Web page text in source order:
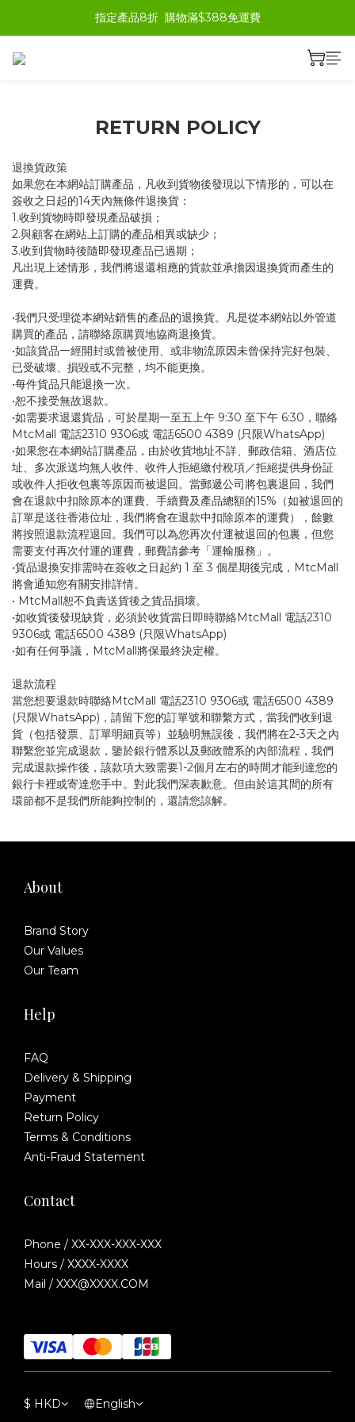
指定產品8折  購物滿$388免運費
RETURN POLICY
退換貨政策
如果您在本網站訂購產品，凡收到貨物後發現以下情形的，可以在
簽收之日起的14天內無條件退換貨：
1.收到貨物時即發現產品破損；
2.與顧客在網站上訂購的產品相異或缺少；
3.收到貨物時後隨即發現產品已過期；
凡出現上述情形，我們將退還相應的貨款並承擔因退換貨而產生的
運費。
•我們只受理從本網站銷售的產品的退換貨。凡是從本網站以外管道
購買的產品，請聯絡原購買地協商退換貨。
•如該貨品一經開封或曾被使用、或非物流原因未曾保持完好包裝、
已受破壞、損毀或不完整，均不能更換。
•每件貨品只能退換一次。
•恕不接受無故退款。
•如需要求退還貨品，可於星期一至五上午 9:30 至下午 6:30，聯絡
MtcMall 電話2310 9306或 電話6500 4389 (只限WhatsApp)
•如果您在本網站訂購產品，由於收貨地址不詳、郵政信箱、酒店位
址、多次派送均無人收件、收件人拒絕繳付稅項／拒絕提供身份証
或收件人拒收包裏等原因而被退回。當郵遞公司將包裏退回，我們
會在退款中扣除原本的運費、手續費及產品總額的15%（如被退回的
訂單是送往香港位址，我們將會在退款中扣除原本的運費），餘數
將按照退款流程退回。我們可以為您再次付運被退回的包裏，但您
需要支付再次付運的運費，郵費請參考「運輸服務」。
•貨品退換安排需時在簽收之日起約 1 至 3 個星期後完成，MtcMall
將會通知您有關安排詳情。
• MtcMall恕不負責送貨後之貨品損壞。
•如收貨後發現缺貨，必須於收貨當日即時聯絡MtcMall 電話2310
9306或 電話6500 4389 (只限WhatsApp)
•如有任何爭議，MtcMall將保最終決定權。
退款流程
當您想要退款時聯絡MtcMall 電話2310 9306或 電話6500 4389
(只限WhatsApp)，請留下您的訂單號和聯繫方式，當我們收到退
貨（包括發票、訂單明細頁等）並驗明無誤後，我們將在2-3天之內
聯繫您並完成退款，鑒於銀行體系以及郵政體系的內部流程，我們
完成退款操作後，該款項大致需要1-2個月左右的時間才能到達您的
銀行卡裡或寄達您手中。對此我們深表歉意。但由於這其間的所有
環節都不是我們所能夠控制的，還請您諒解。
About
Brand Story
Our Values
Our Team
Help
FAQ
Delivery & Shipping
Payment
Return Policy
Terms & Conditions
Anti-Fraud Statement
Contact
Phone / XX-XXX-XXX-XXX
Hours / XXXX-XXXX
Mail / XXX@XXXX.COM
$ HKD English